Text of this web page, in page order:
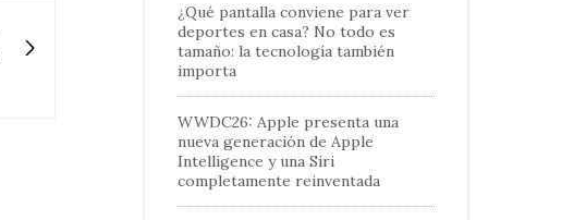
¿Qué pantalla conviene para ver
deportes en casa? No todo es
tamaño: la tecnología también
importa
WWDC26: Apple presenta una
nueva generación de Apple
Intelligence y una Siri
completamente reinventada